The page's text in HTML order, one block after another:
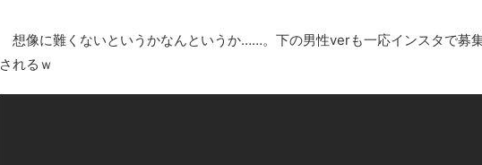
マケイン9巻＆アニメ公式ガイド感想
想像に難くないというかなんというか……。下の男性verも一応インスタで募
されるｗ